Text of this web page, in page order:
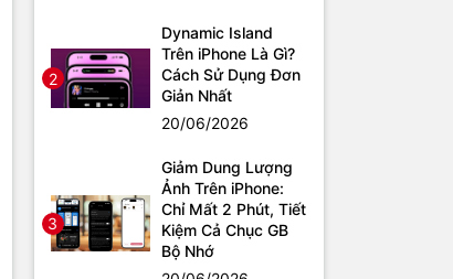
2
Dynamic Island
Trên iPhone Là Gì?
Cách Sử Dụng Đơn
Giản Nhất
20/06/2026
3
Giảm Dung Lượng
Ảnh Trên iPhone:
Chỉ Mất 2 Phút, Tiết
Kiệm Cả Chục GB
Bộ Nhớ